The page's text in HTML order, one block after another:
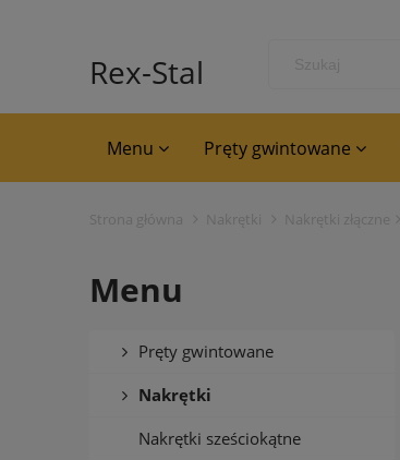
Rex-Stal
Menu Pręty gwintowane
Strona główna Nakrętki Nakrętki złączne
Menu
Pręty gwintowane
Nakrętki
Nakrętki sześciokątne